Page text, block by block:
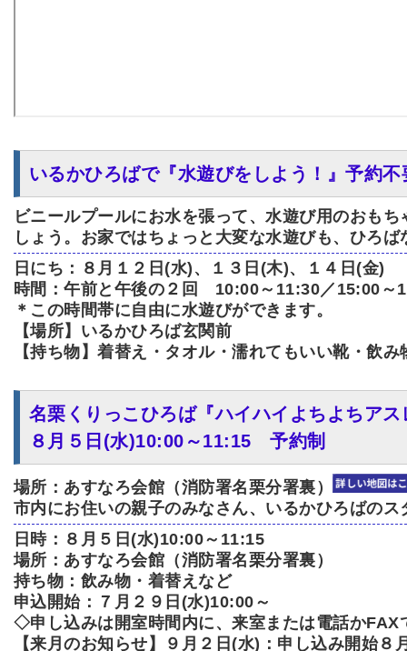
いるかひろばで『水遊びをしよう！』予約不
ビニールプールにお水を張って、水遊び用のおも
しょう。お家ではちょっと大変な水遊びも、ひろ
日にち：８月１２日(水)、１３日(木)、１４日(金)
時間：午前と午後の２回 10:00～11:30／15:00～
＊この時間帯に自由に水遊びができます。
【場所】いるかひろば玄関前
【持ち物】着替え・タオル・濡れてもいい靴・飲み
名栗くりっこひろば『ハイハイよちよちア
８月５日(水)10:00～11:15 予約制
場所：あすなろ会館（消防署名栗分署裏）
市内にお住いの親子のみなさん、いるかひろばの
日時：８月５日(水)10:00～11:15
場所：あすなろ会館（消防署名栗分署裏）
持ち物：飲み物・着替えなど
申込開始：７月２９日(水)10:00～
◇申し込みは開室時間内に、来室または電話かFAX
【来月のお知らせ】９月２日(水)：申し込み開始８